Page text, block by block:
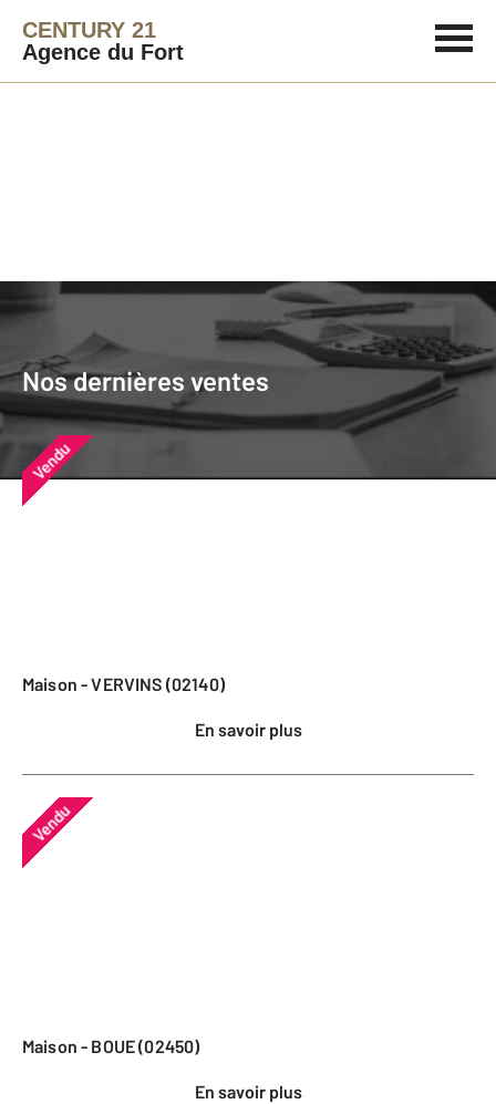
CENTURY 21
Agence du Fort
Nos dernières ventes
Nos dernières ventes
Nos derniers biens vendus près de
chez vous
Vendu
Maison - VERVINS (02140)
En savoir plus
Vendu
Maison - BOUE (02450)
En savoir plus